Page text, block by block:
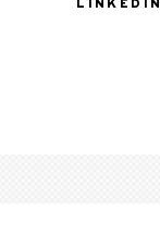
LINKEDIN